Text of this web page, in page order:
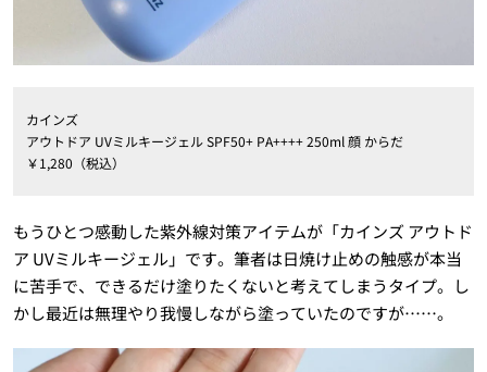
カインズ
アウトドア UVミルキージェル SPF50+ PA++++ 250ml 顔 からだ
￥1,280（税込）
もうひとつ感動した紫外線対策アイテムが「カインズ アウトド
ア UVミルキージェル」です。筆者は日焼け止めの触感が本当
に苦手で、できるだけ塗りたくないと考えてしまうタイプ。し
かし最近は無理やり我慢しながら塗っていたのですが……。